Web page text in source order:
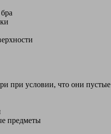
при условии, что они пустые
предметы